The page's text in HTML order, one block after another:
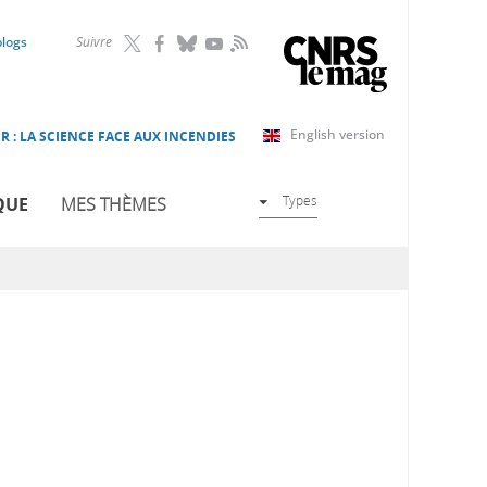
Suivre RSS
English version
: LA SCIENCE FACE AUX INCENDIES
MES THÈMES Types